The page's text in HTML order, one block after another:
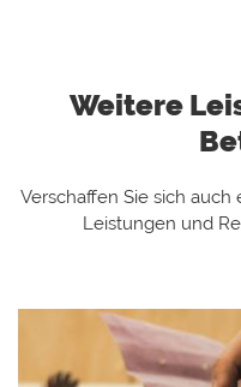
Weitere
Verschaffen Sie sich
Leistungen und